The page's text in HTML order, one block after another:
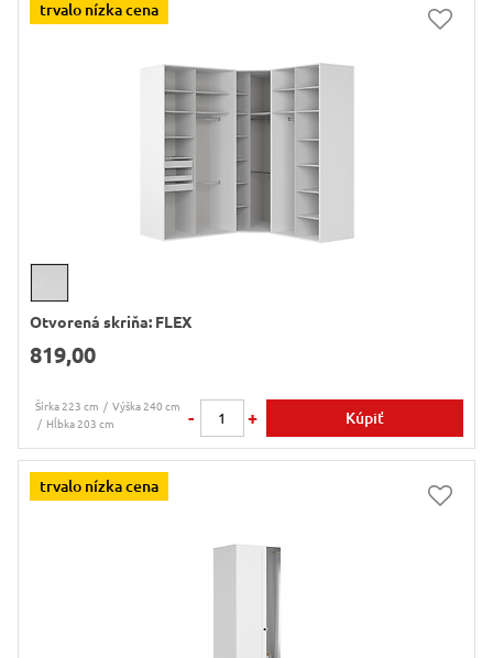
trvalo nízka cena
Otvorená skriňa: FLEX
819,00
Šírka 223 cm
Výška 240 cm
Hĺbka 203 cm
- + Kúpiť
trvalo nízka cena